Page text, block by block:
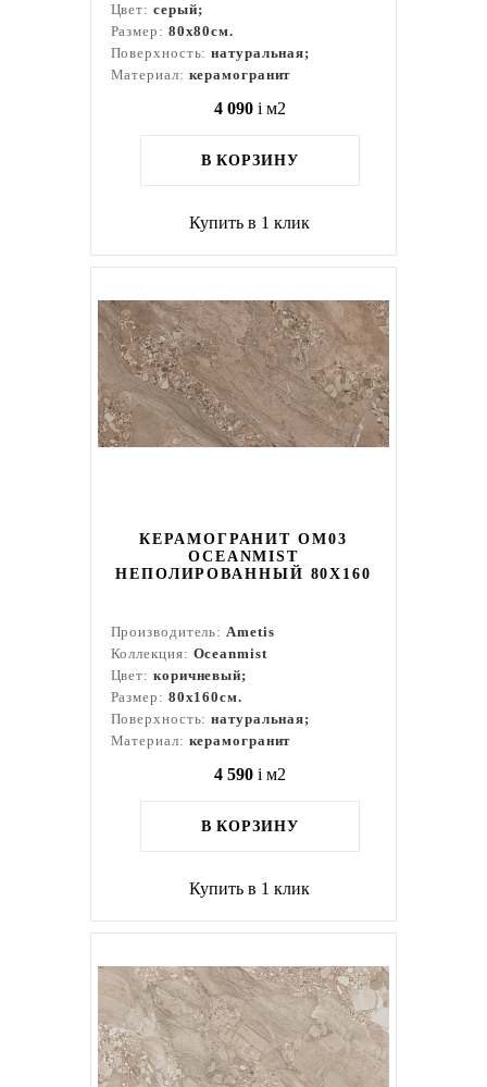
Цвет: серый;
Размер: 80x80см.
Поверхность:натуральная;
Материал: керамогранит
4 090 i м2
В КОРЗИНУ
Купить в 1 клик
КЕРАМОГРАНИТ OM03
OCEANMIST
НЕПОЛИРОВАННЫЙ 80X160
Производитель:Ametis
Коллекция: Oceanmist
Цвет: коричневый;
Размер: 80x160см.
Поверхность:натуральная;
Материал: керамогранит
4 590 i м2
В КОРЗИНУ
Купить в 1 клик